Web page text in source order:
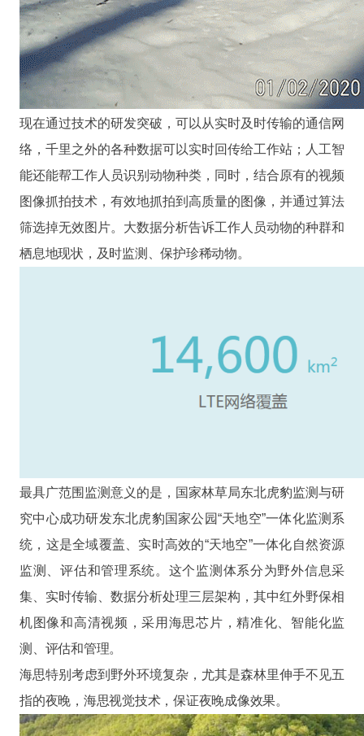
现在通过技术的研发突破，可以从实时及时传输的通信网
络，千里之外的各种数据可以实时回传给工作站；人工智
能还能帮工作人员识别动物种类，同时，结合原有的视频
图像抓拍技术，有效地抓拍到高质量的图像，并通过算法
筛选掉无效图片。大数据分析告诉工作人员动物的种群和
栖息地现状，及时监测、保护珍稀动物。
最具广范围监测意义的是，国家林草局东北虎豹监测与研
究中心成功研发东北虎豹国家公园“天地空”一体化监测系
统，这是全域覆盖、实时高效的“天地空”一体化自然资源
监测、评估和管理系统。这个监测体系分为野外信息采
集、实时传输、数据分析处理三层架构，其中红外野保相
机图像和高清视频，采用海思芯片，精准化、智能化监
测、评估和管理。
海思特别考虑到野外环境复杂，尤其是森林里伸手不见五
指的夜晚，海思视觉技术，保证夜晚成像效果。